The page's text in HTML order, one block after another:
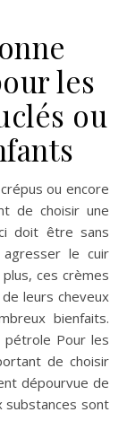
les
ou
de choisir une
doit être sans
le cuir
ces crèmes
leurs cheveux
bienfaits.
pétrole Pour les
de choisir
dépourvue de
substances sont